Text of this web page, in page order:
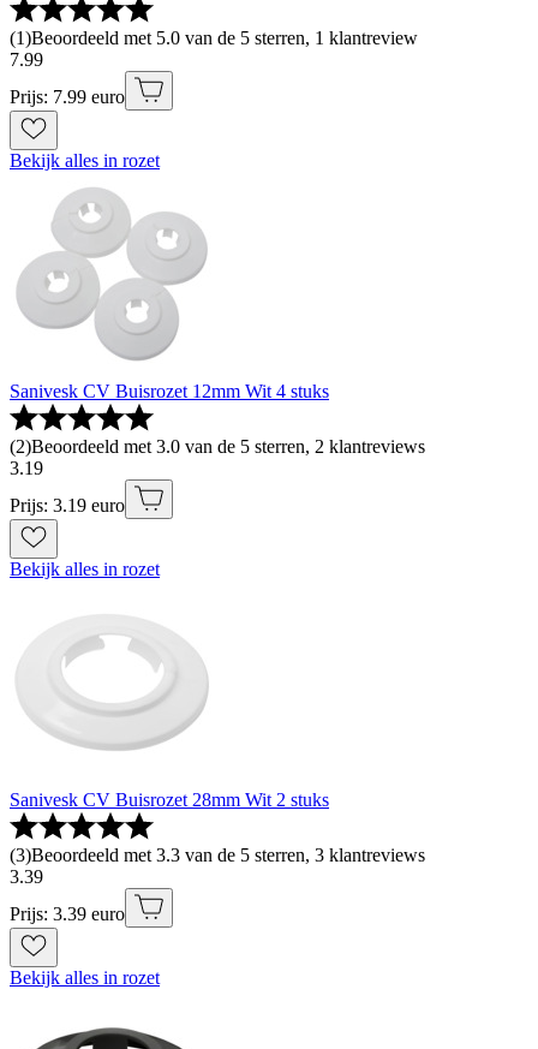
(1)Beoordeeld met 5.0 van de 5 sterren, 1 klantreview
7.99
Prijs: 7.99 euro
Bekijk alles in rozet
Sanivesk CV Buisrozet 12mm Wit 4 stuks
(2)Beoordeeld met 3.0 van de 5 sterren, 2 klantreviews
3.19
Prijs: 3.19 euro
Bekijk alles in rozet
Sanivesk CV Buisrozet 28mm Wit 2 stuks
(3)Beoordeeld met 3.3 van de 5 sterren, 3 klantreviews
3.39
Prijs: 3.39 euro
Bekijk alles in rozet